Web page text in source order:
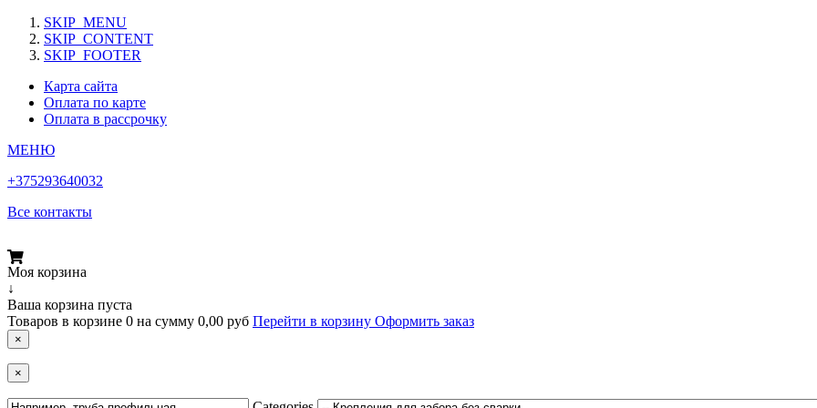
SKIP_MENU
SKIP_CONTENT
SKIP_FOOTER
Карта сайта
Оплата по карте
Оплата в рассрочку
МЕНЮ
+375293640032
Все контакты
Моя корзина
↓
Ваша корзина пуста
Товаров в корзине 0 на сумму 0,00 руб Перейти в корзину Оформить заказ
×
×